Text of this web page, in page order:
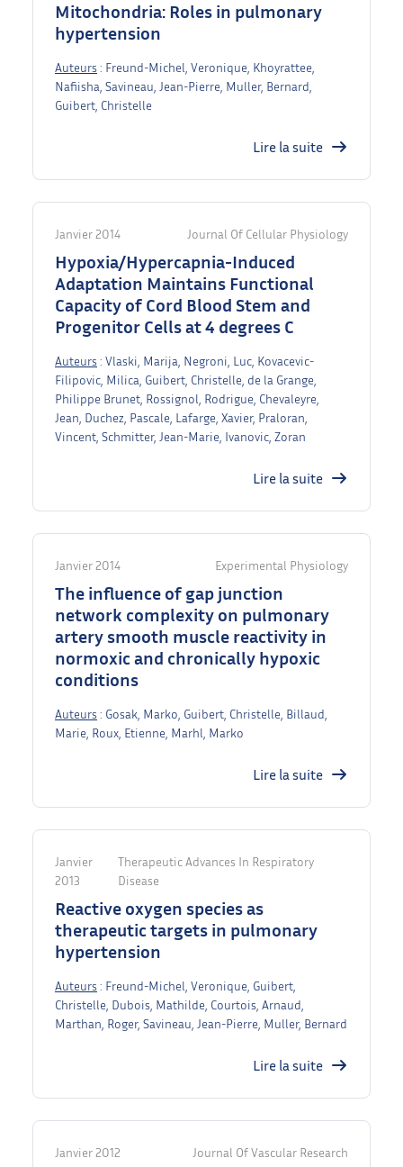
Mitochondria: Roles in pulmonary
hypertension
Auteurs : Freund-Michel, Veronique, Khoyrattee,
Nafiisha, Savineau, Jean-Pierre, Muller, Bernard,
Guibert, Christelle
Lire la suite
Janvier 2014 Journal Of Cellular Physiology
Hypoxia/Hypercapnia-Induced
Adaptation Maintains Functional
Capacity of Cord Blood Stem and
Progenitor Cells at 4 degrees C
Auteurs : Vlaski, Marija, Negroni, Luc, Kovacevic-
Filipovic, Milica, Guibert, Christelle, de la Grange,
Philippe Brunet, Rossignol, Rodrigue, Chevaleyre,
Jean, Duchez, Pascale, Lafarge, Xavier, Praloran,
Vincent, Schmitter, Jean-Marie, Ivanovic, Zoran
Lire la suite
Janvier 2014 Experimental Physiology
The influence of gap junction
network complexity on pulmonary
artery smooth muscle reactivity in
normoxic and chronically hypoxic
conditions
Auteurs : Gosak, Marko, Guibert, Christelle, Billaud,
Marie, Roux, Etienne, Marhl, Marko
Lire la suite
Janvier
2013
Therapeutic Advances In Respiratory
Disease
Reactive oxygen species as
therapeutic targets in pulmonary
hypertension
Auteurs : Freund-Michel, Veronique, Guibert,
Christelle, Dubois, Mathilde, Courtois, Arnaud,
Marthan, Roger, Savineau, Jean-Pierre, Muller, Bernard
Lire la suite
Janvier 2012 Journal Of Vascular Research